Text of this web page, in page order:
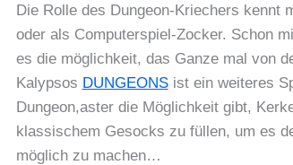
Die Rol­le des Dun­ge­on-Krie­chers kennt
oder als Com­pu­ter­spiel-Zocker. Schon
es die mög­lich­keit, das Gan­ze mal von
Kalyp­sos DUNGEONSist ein wei­te­res
Dungeon,aster die Mög­lich­keit gibt,
klas­si­schem Gesocks zu fül­len, um es
mög­lich zu machen…